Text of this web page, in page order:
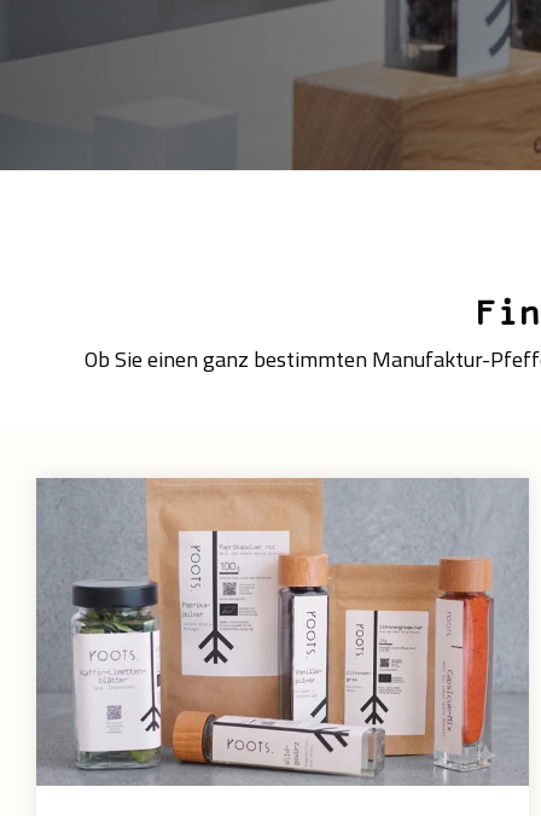
Ob Sie einen ganz bestimmten Manufaktur-